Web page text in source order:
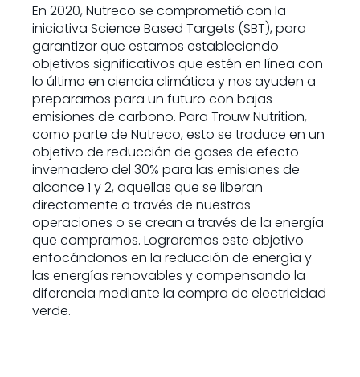
En 2020, Nutreco se comprometió con la
iniciativa Science Based Targets (SBT), para
garantizar que estamos estableciendo
objetivos significativos que estén en línea con
lo último en ciencia climática y nos ayuden a
prepararnos para un futuro con bajas
emisiones de carbono. Para Trouw Nutrition,
como parte de Nutreco, esto se traduce en un
objetivo de reducción de gases de efecto
invernadero del 30% para las emisiones de
alcance 1 y 2, aquellas que se liberan
directamente a través de nuestras
operaciones o se crean a través de la energía
que compramos. Lograremos este objetivo
enfocándonos en la reducción de energía y
las energías renovables y compensando la
diferencia mediante la compra de electricidad
verde.